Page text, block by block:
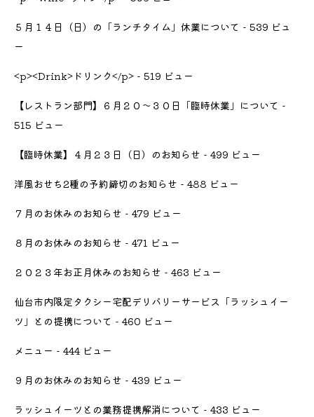
５月１４日（日）の「ランチタイム」休業について - 539 ビュ
ー
<p><Drink>ドリンク</p> - 519 ビュー
【レストラン部門】６月２０〜３０日「臨時休業」について -
515 ビュー
【臨時休業】４月２３日（日）のお知らせ - 499 ビュー
洋風おせち2種の予約締切のお知らせ - 488 ビュー
７月のお休みのお知らせ - 479 ビュー
８月のお休みのお知らせ - 471 ビュー
２０２３年お正月休みのお知らせ - 463 ビュー
仙台市内限定タクシー宅配デリバリーサービス「ラッシュイー
ツ」との提携について - 460 ビュー
メニュー - 444 ビュー
９月のお休みのお知らせ - 439 ビュー
ラッシュイーツとの業務提携解消について - 433 ビュー